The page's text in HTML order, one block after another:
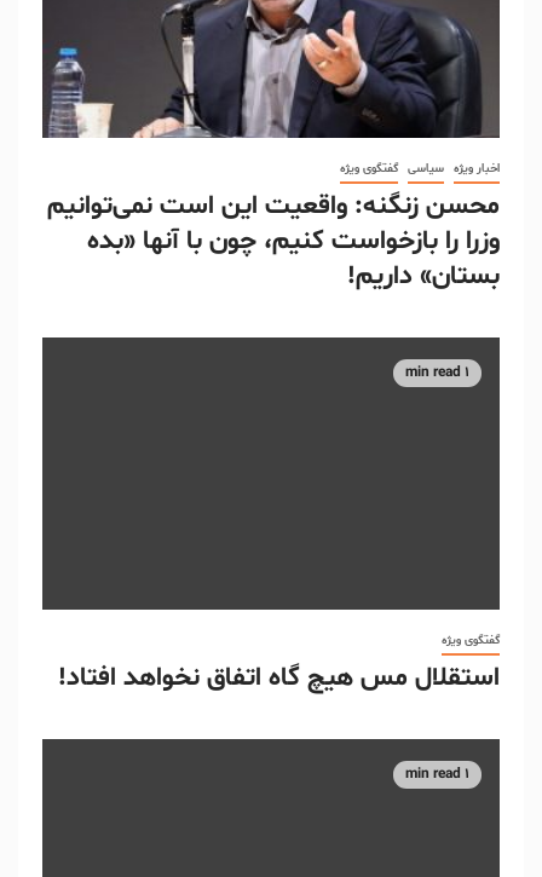
اخبار ویژه سیاسی گفتگوی ویژه
محسن زنگنه: واقعیت این است نمی‌توانیم
وزرا را بازخواست کنیم، چون با آنها «بده
بستان» داریم!
1 min read
گفتگوی ویژه
استقلال مس هیچ گاه اتفاق نخواهد افتاد!
1 min read